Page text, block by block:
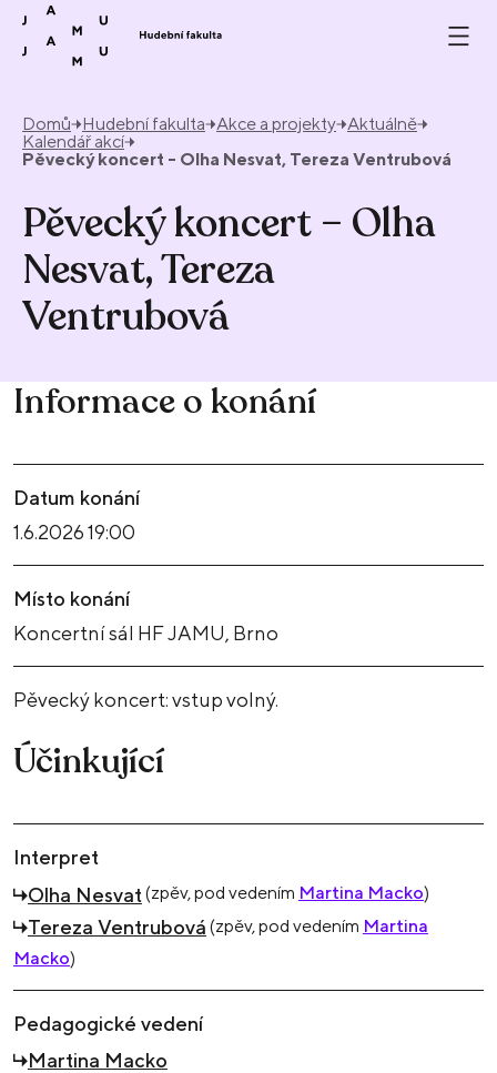
Přeskočit na obsah
Domů Hudební fakulta Akce a projekty Aktuálně
Kalendář akcí
Pěvecký koncert - Olha Nesvat, Tereza Ventrubová
Pěvecký koncert – Olha
Nesvat, Tereza
Ventrubová
Informace o konání
Datum konání
1.6.2026 19:00
Místo konání
Koncertní sál HF JAMU, Brno
Pěvecký koncert: vstup volný.
Účinkující
Interpret
Olha Nesvat(zpěv, pod vedením Martina Macko)
Tereza Ventrubová (zpěv, pod vedením Martina
Macko)
Pedagogické vedení
Martina Macko